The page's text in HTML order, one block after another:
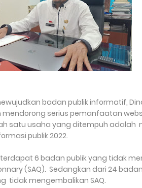
badan publik informatif,
mendorong serius pemanfaatan
satu usaha yang ditempuh adalah
publik 2022.
6 badan publik yang tidak
(SAQ). Sedangkan dari 24
tidak mengembalikan SAQ.